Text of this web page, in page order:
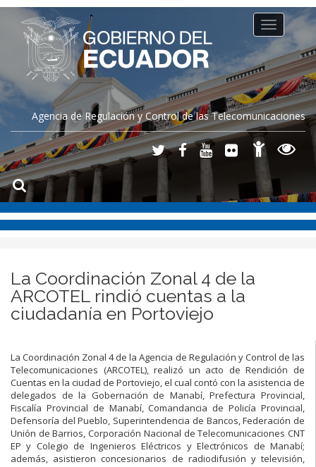
Agencia de Regulación y Control de las Telecomunicaciones
Toggle
navigation
La Coordinación Zonal 4 de la
ARCOTEL rindió cuentas a la
ciudadanía en Portoviejo
La Coordinación Zonal 4 de la Agencia de Regulación y Control de las
Telecomunicaciones (ARCOTEL), realizó un acto de Rendición de
Cuentas en la ciudad de Portoviejo, el cual contó con la asistencia de
delegados de la Gobernación de Manabí, Prefectura Provincial,
Fiscalía Provincial de Manabí, Comandancia de Policía Provincial,
Defensoría del Pueblo, Superintendencia de Bancos, Federación de
Unión de Barrios, Corporación Nacional de Telecomunicaciones CNT
EP y Colegio de Ingenieros Eléctricos y Electrónicos de Manabí;
además, asistieron concesionarios de radiodifusión y televisión,